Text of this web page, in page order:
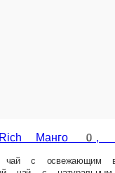
0, 5л
вкусом манго –